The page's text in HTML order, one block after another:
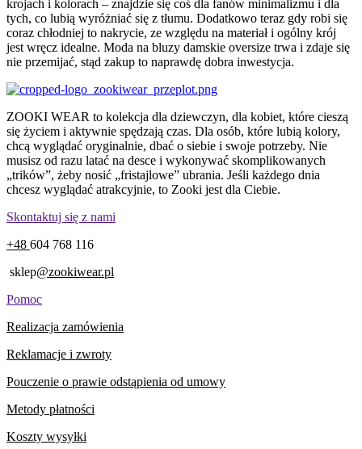
krojach i kolorach – znajdzie się coś dla fanów minimalizmu i dla
tych, co lubią wyróżniać się z tłumu. Dodatkowo teraz gdy robi się
coraz chłodniej to nakrycie, ze względu na materiał i ogólny krój
jest wręcz idealne. Moda na bluzy damskie oversize trwa i zdaje się
nie przemijać, stąd zakup to naprawdę dobra inwestycja.
ZOOKI WEAR to kolekcja dla dziewczyn, dla kobiet, które cieszą
się życiem i aktywnie spędzają czas. Dla osób, które lubią kolory,
chcą wyglądać oryginalnie, dbać o siebie i swoje potrzeby. Nie
musisz od razu latać na desce i wykonywać skomplikowanych
„trików”, żeby nosić „fristajlowe” ubrania. Jeśli każdego dnia
chcesz wyglądać atrakcyjnie, to Zooki jest dla Ciebie.
Skontaktuj się z nami
+48 604 768 116
sklep@zookiwear.pl
Pomoc
Realizacja zamówienia
Reklamacje i zwroty
Pouczenie o prawie odstąpienia od umowy
Metody płatności
Koszty wysyłki